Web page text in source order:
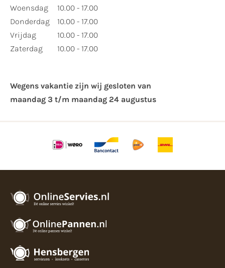
Woensdag
Donderdag
Vrijdag
Zaterdag
10.00 - 17.00
10.00 - 17.00
10.00 - 17.00
10.00 - 17.00
Wegens vakantie zijn wij gesloten van ​
maandag 3 t/m maandag 24 augustus